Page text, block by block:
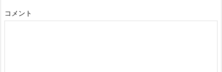
コメント